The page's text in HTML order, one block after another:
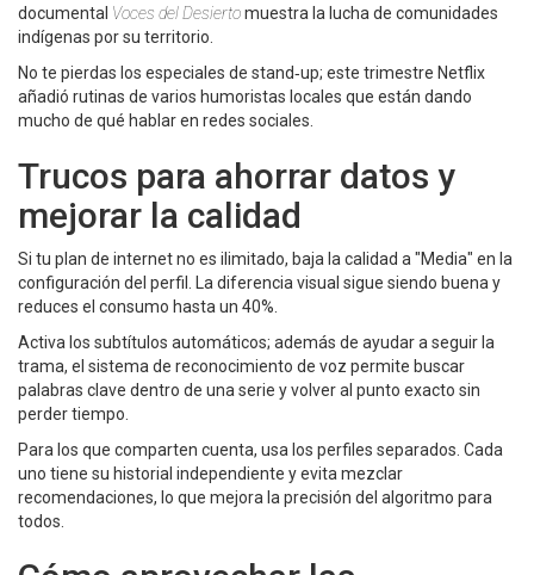
documental Voces del Desiertomuestra la lucha de comunidades
indígenas por su territorio.
No te pierdas los especiales de stand‑up; este trimestre Netflix
añadió rutinas de varios humoristas locales que están dando
mucho de qué hablar en redes sociales.
Trucos para ahorrar datos y
mejorar la calidad
Si tu plan de internet no es ilimitado, baja la calidad a "Media" en la
configuración del perfil. La diferencia visual sigue siendo buena y
reduces el consumo hasta un 40%.
Activa los subtítulos automáticos; además de ayudar a seguir la
trama, el sistema de reconocimiento de voz permite buscar
palabras clave dentro de una serie y volver al punto exacto sin
perder tiempo.
Para los que comparten cuenta, usa los perfiles separados. Cada
uno tiene su historial independiente y evita mezclar
recomendaciones, lo que mejora la precisión del algoritmo para
todos.